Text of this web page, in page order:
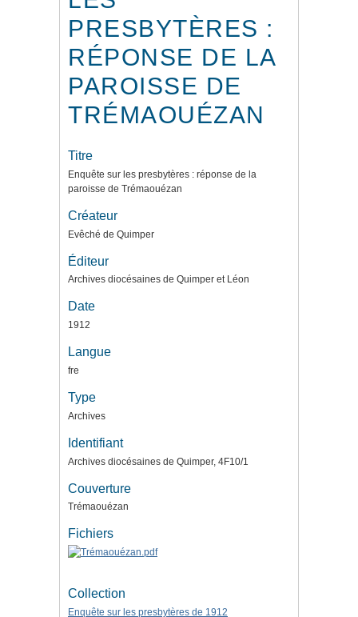
PRESBYTÈRES :
RÉPONSE DE LA
PAROISSE DE
TRÉMAOUÉZAN
Titre
Enquête sur les presbytères : réponse de la
paroisse de Trémaouézan
Créateur
Evêché de Quimper
Éditeur
Archives diocésaines de Quimper et Léon
Date
1912
Langue
fre
Type
Archives
Identifiant
Archives diocésaines de Quimper, 4F10/1
Couverture
Trémaouézan
Fichiers
Collection
Enquête sur les presbytères de 1912